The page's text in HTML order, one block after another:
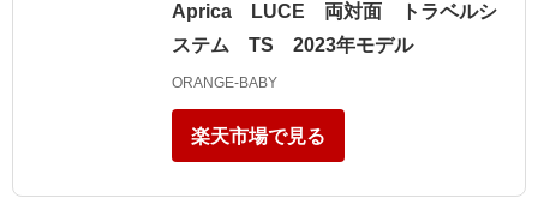
Aprica LUCE 両対面 トラベルシ
ステム TS 2023年モデル
ORANGE-BABY
楽天市場で見る